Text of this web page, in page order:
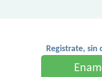
Registrate, sin